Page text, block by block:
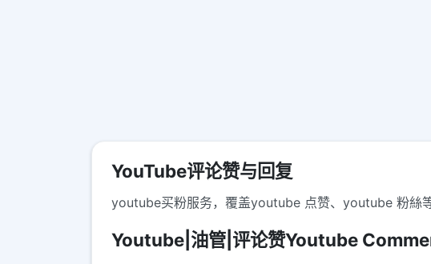
YouTube评论赞与回复
youtube买粉服务，覆盖youtube 点赞、youtube 粉絲
Youtube|油管|评论赞Youtube